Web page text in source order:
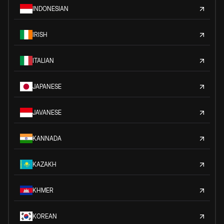
INDONESIAN
IRISH
ITALIAN
JAPANESE
JAVANESE
KANNADA
KAZAKH
KHMER
KOREAN